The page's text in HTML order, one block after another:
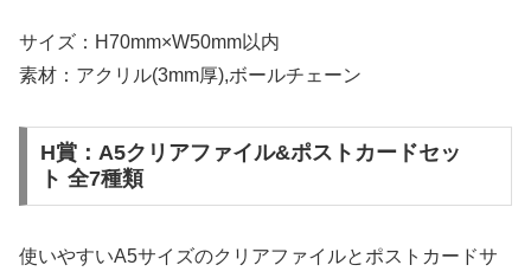
サイズ：H70mm×W50mm以内
素材：アクリル(3mm厚),ボールチェーン
H賞：A5クリアファイル&ポストカードセッ
ト 全7種類
使いやすいA5サイズのクリアファイルとポストカードサ